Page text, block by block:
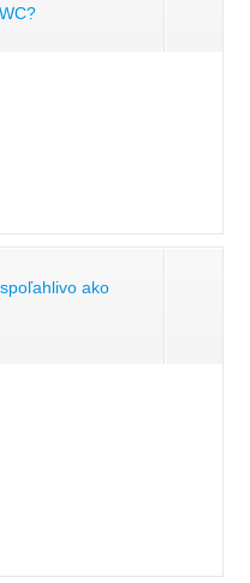
ako